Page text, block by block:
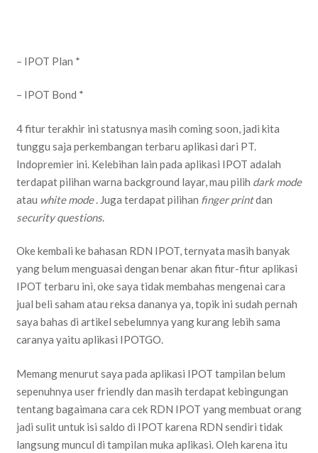
– IPOT Plan *
– IPOT Bond *
4 fitur terakhir ini statusnya masih coming soon, jadi kita
tunggu saja perkembangan terbaru aplikasi dari PT.
Indopremier ini. Kelebihan lain pada aplikasi IPOT adalah
terdapat pilihan warna background layar, mau pilih dark mode
atau white mode. Juga terdapat pilihan finger printdan
security questions.
Oke kembali ke bahasan RDN IPOT, ternyata masih banyak
yang belum menguasai dengan benar akan fitur-fitur aplikasi
IPOT terbaru ini, oke saya tidak membahas mengenai cara
jual beli saham atau reksa dananya ya, topik ini sudah pernah
saya bahas di artikel sebelumnya yang kurang lebih sama
caranya yaitu aplikasi IPOTGO.
Memang menurut saya pada aplikasi IPOT tampilan belum
sepenuhnya user friendly dan masih terdapat kebingungan
tentang bagaimana cara cek RDN IPOT yang membuat orang
jadi sulit untuk isi saldo di IPOT karena RDN sendiri tidak
langsung muncul di tampilan muka aplikasi. Oleh karena itu